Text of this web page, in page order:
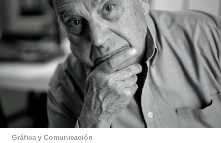
Gráfica y Comunicación